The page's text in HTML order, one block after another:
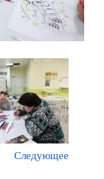
Следующее